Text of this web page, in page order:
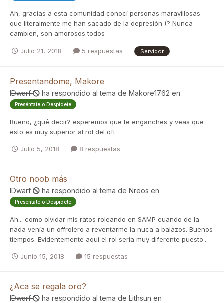
Ah, gracias a esta comunidad conocí personas maravillosas
que literalmente me han sacado de la depresión (? Nunca
cambien, son amorosos todos
Julio 21, 2018 5 respuestas Servidor
Presentandome, Makore
IDwarf ha respondido al tema de Makore1762 en
Preséntate o Despídete
Bueno, ¿qué decir? esperemos que te enganches y veas que
esto es muy superior al rol del ofi
Julio 5, 2018 8 respuestas
Otro noob más
IDwarf ha respondido al tema de Nreos en
Preséntate o Despídete
Ah... como olvidar mis ratos roleando en SAMP cuando de la
nada venía un offrolero a reventarme la nuca a balazos. Buenos
tiempos. Evidentemente aquí el rol sería muy diferente puesto...
Junio 15, 2018 15 respuestas
¿Aca se regala oro?
IDwarf ha respondido al tema de Lithsun en